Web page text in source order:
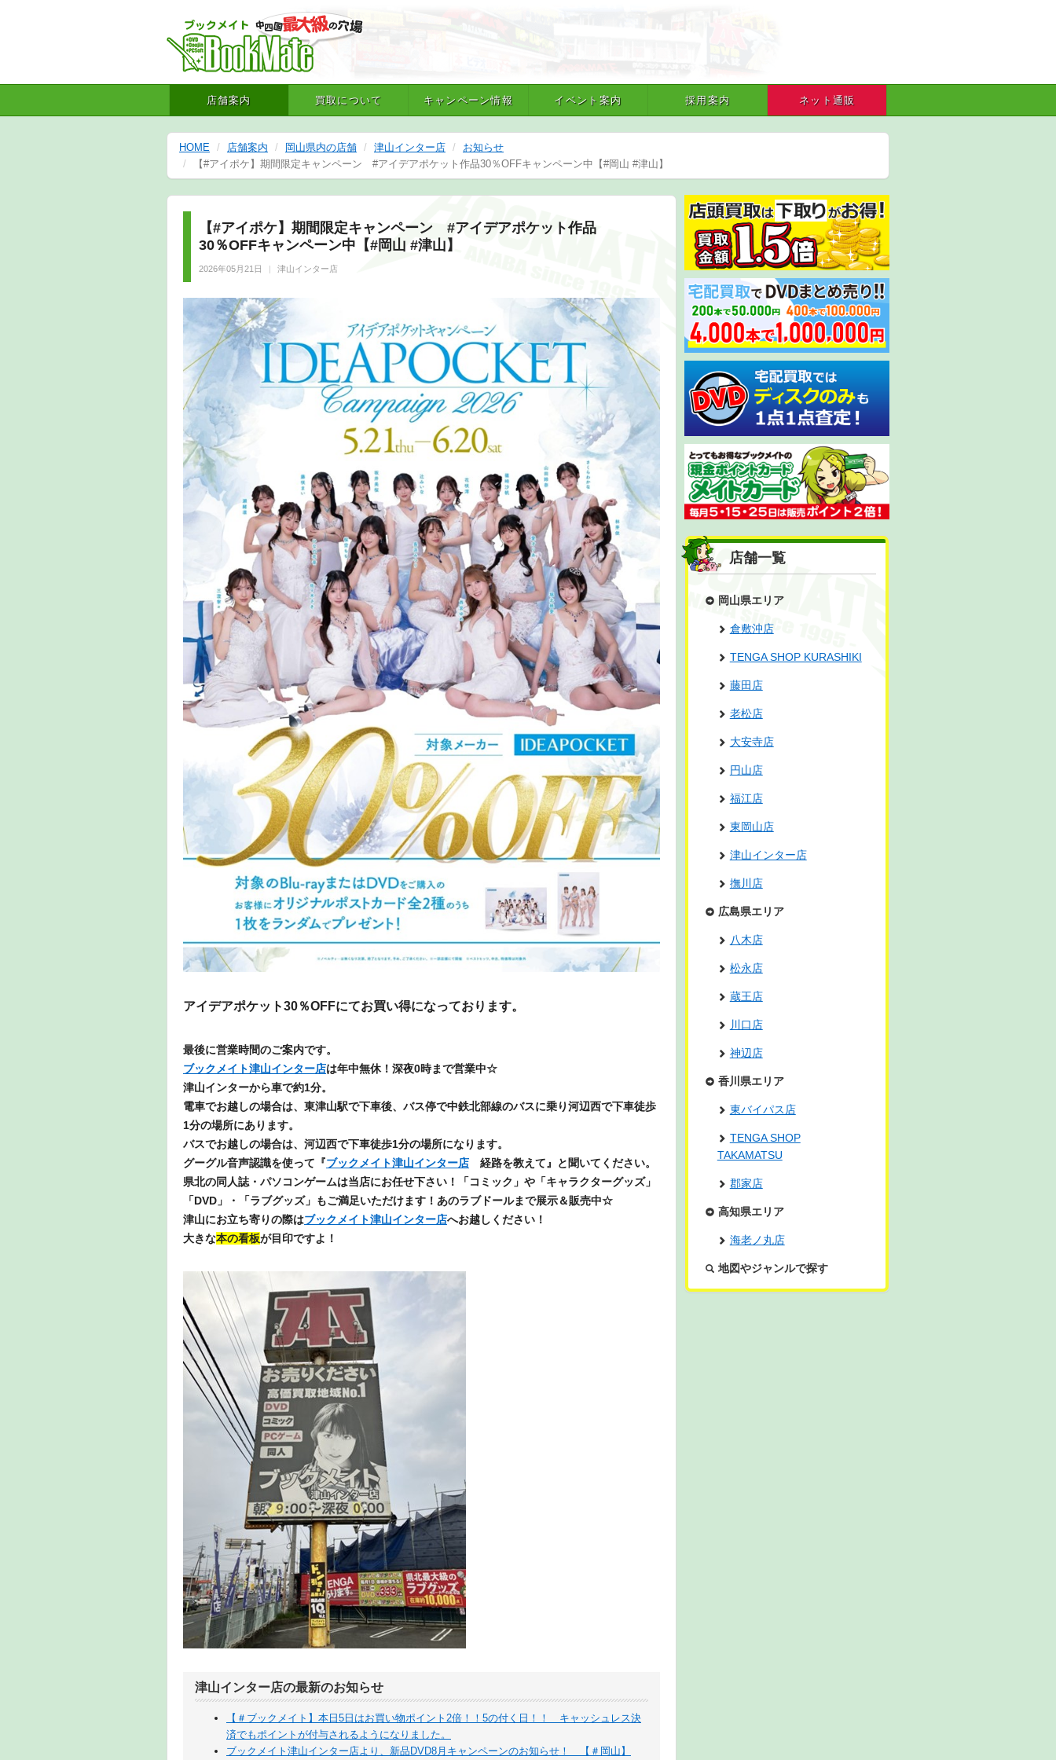
店舗案内 買取について キャンペーン情報 イベント案内 採用案内 ネット通販
HOME 店舗案内 岡山県内の店舗 津山インター店
お知らせ
【#アイポケ】期間限定キャンペーン #アイデアポケット作品30％OFFキャンペーン中【#岡山 #津山】
【#アイポケ】期間限定キャンペーン #アイデアポケット作品
30％OFFキャンペーン中【#岡山 #津山】
2026年05月21日 津山インター店
アイデアポケット30％OFFにてお買い得になっております。
最後に営業時間のご案内です。
ブックメイト津山インター店は年中無休！深夜0時まで営業中☆
津山インターから車で約1分。
電車でお越しの場合は、東津山駅で下車後、バス停で中鉄北部線のバスに乗り河辺西で下車徒歩
1分の場所にあります。
バスでお越しの場合は、河辺西で下車徒歩1分の場所になります。
グーグル音声認識を使って『ブックメイト津山インター店 経路を教えて』と聞いてください。
県北の同人誌・パソコンゲームは当店にお任せ下さい！「コミック」や「キャラクターグッズ」
「DVD」・「ラブグッズ」もご満足いただけます！あのラブドールまで展示＆販売中☆
津山にお立ち寄りの際はブックメイト津山インター店へお越しください！
大きな本の看板が目印ですよ！
津山インター店の最新のお知らせ
【＃ブックメイト】本日5日はお買い物ポイント2倍！！5の付く日！！ キャッシュレス決
済でもポイントが付与されるようになりました。
ブックメイト津山インター店より、新品DVD8月キャンペーンのお知らせ！ 【＃岡山】
店舗一覧
岡山県エリア
倉敷沖店
TENGA SHOP KURASHIKI
藤田店
老松店
大安寺店
円山店
福江店
東岡山店
津山インター店
撫川店
広島県エリア
八木店
松永店
蔵王店
川口店
神辺店
香川県エリア
東バイパス店
TENGA SHOP
TAKAMATSU
郡家店
高知県エリア
海老ノ丸店
地図やジャンルで探す